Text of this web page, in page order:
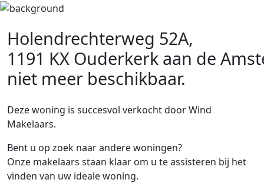
Holendrechterweg 52A,
1191 KX Ouderkerk aan de
niet meer beschikbaar.
Deze woning is succesvol verkocht door Wind
Makelaars.
Bent u op zoek naar andere woningen?
Onze makelaars staan klaar om u te assisteren bij het
vinden van uw ideale woning.